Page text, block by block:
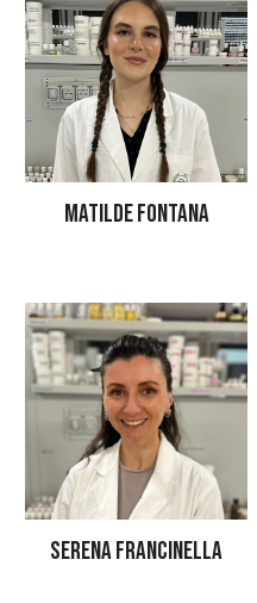
MATILDE FONTANA
SERENA FRANCINELLA